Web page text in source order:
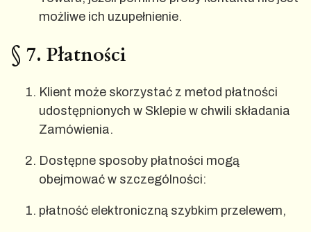
możliwe ich uzupełnienie.
§ 7. Płatności
Klient może skorzystać z metod płatności
udostępnionych w Sklepie w chwili składania
Zamówienia.
Dostępne sposoby płatności mogą
obejmować w szczególności:
płatność elektroniczną szybkim przelewem,